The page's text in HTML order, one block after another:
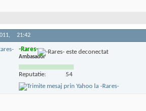
21:42
-Rares-
Ambasador
Reputatie: 54